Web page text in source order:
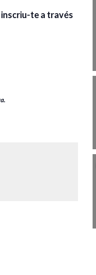
te a través